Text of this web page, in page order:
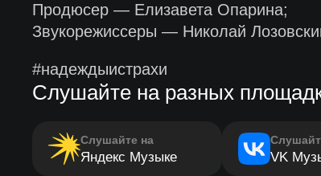
Продюсер — Елизавета Опарина;
Звукорежиссеры — Николай
#надеждыистрахи
Слушайте на разных
Слушайте на
Яндекс Музыке VK